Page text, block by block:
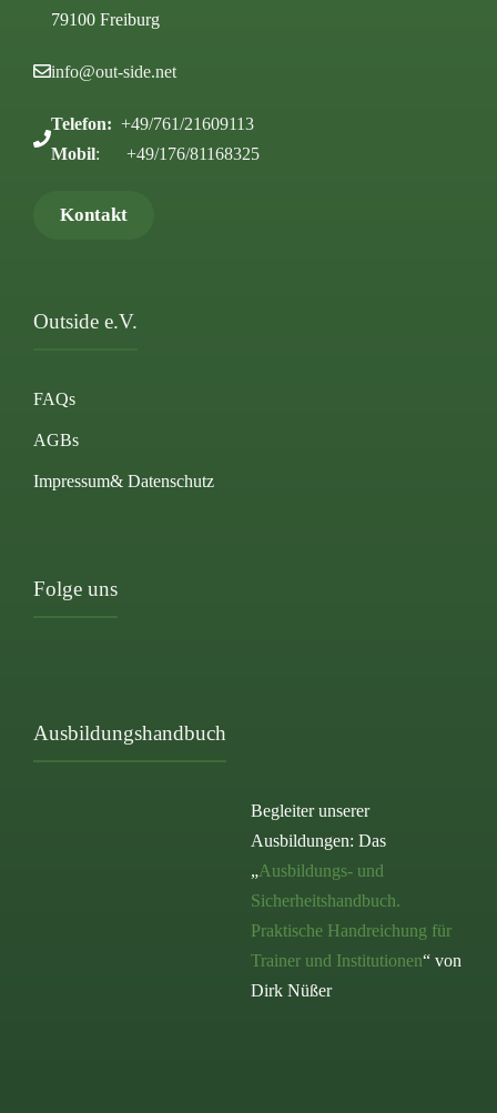
79100 Freiburg
info@out-side.net
Telefon: +49/761/21609113
Mobil: +49/176/81168325
Kontakt
Outside e.V.
FAQs
AGBs
Impressum& Datenschutz
Folge uns
Ausbildungshandbuch
Begleiter unserer
Ausbildungen: Das
„Ausbildungs- und
Sicherheitshandbuch.
Praktische Handreichung für
Trainer und Institutionen“ von
Dirk Nüßer